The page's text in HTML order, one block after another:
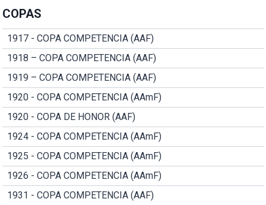
COPAS
1917 - COPA COMPETENCIA (AAF)
1918 – COPA COMPETENCIA (AAF)
1919 – COPA COMPETENCIA (AAF)
1920 - COPA COMPETENCIA (AAmF)
1920 - COPA DE HONOR (AAF)
1924 - COPA COMPETENCIA (AAmF)
1925 - COPA COMPETENCIA (AAmF)
1926 - COPA COMPETENCIA (AAmF)
1931 - COPA COMPETENCIA (AAF)